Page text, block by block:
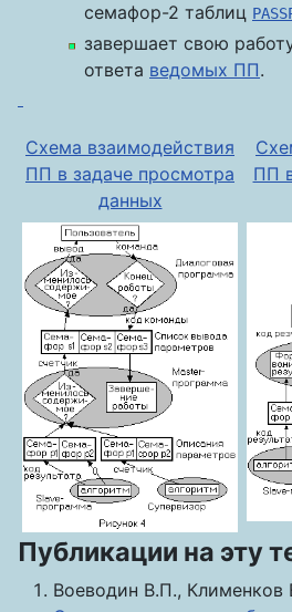
семафор-2 таблиц
завершает свою
ответа ведомых ПП.
Схема взаимодействия
ПП в задаче просмотра
данных
ПП
Публикации на эту
Воеводин В.П., Клименков